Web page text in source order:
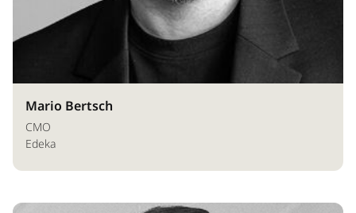
Mario Bertsch
CMO
Edeka